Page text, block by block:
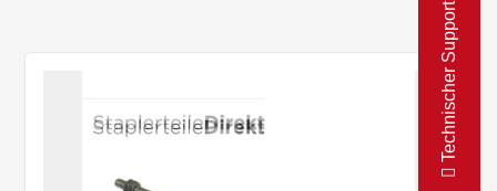
Technischer Support